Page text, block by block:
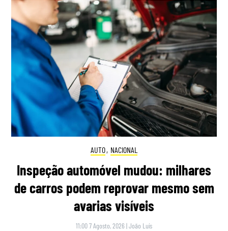
AUTO, NACIONAL
Inspeção automóvel mudou: milhares
de carros podem reprovar mesmo sem
avarias visíveis
11:00 7 Agosto, 2026 |João Luís